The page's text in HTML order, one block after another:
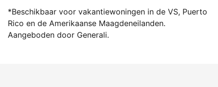
*Beschikbaar voor vakantiewoningen in de VS, Puerto
Rico en de Amerikaanse Maagdeneilanden.
Aangeboden door Generali.